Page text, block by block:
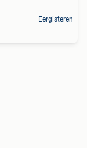
Eergisteren